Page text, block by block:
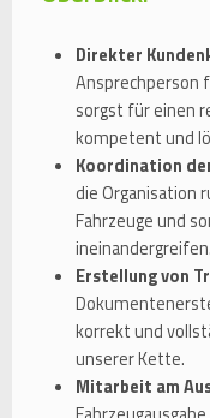
Direkter
Ansprechperson
sorgst für einen
kompetent und
Koordination
die Organisation
Fahrzeuge und
ineinandergreifen.
Erstellung von
korrekt und
unserer Kette.
Mitarbeit am